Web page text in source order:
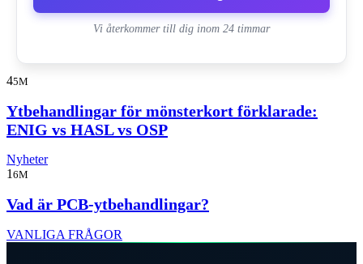
Vi återkommer till dig inom 24 timmar
45M
Ytbehandlingar för mönsterkort förklarade:
ENIG vs HASL vs OSP
Nyheter
16M
Vad är PCB-ytbehandlingar?
VANLIGA FRÅGOR